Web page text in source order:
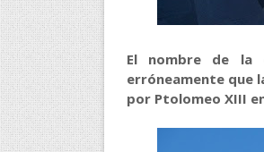
El nombre de la
erróneamente que
por Ptolomeo XIII